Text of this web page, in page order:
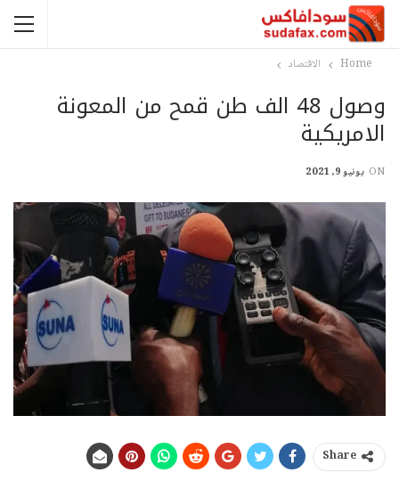
Home الاقتصاد
وصول 48 الف طن قمح من المعونة
الامريكية
ON يونيو 9, 2021
Share